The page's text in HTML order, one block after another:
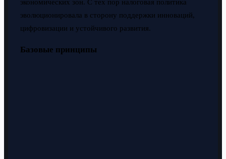
экономических зон. С тех пор налоговая политика
эволюционировала в сторону поддержки инноваций,
цифровизации и устойчивого развития.
Базовые принципы